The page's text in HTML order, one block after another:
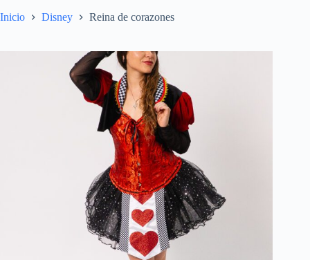
Inicio Disney Reina de corazones